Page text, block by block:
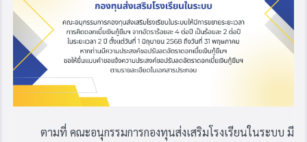
ตามที่ คณะอนุกรรมการกองทุนส่งเสริมโรงเรียนในระบบ มี